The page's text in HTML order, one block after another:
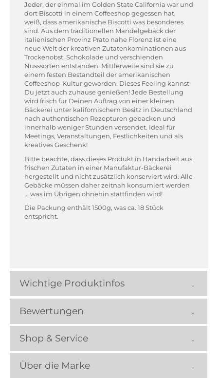
Jeder, der einmal im Golden State California war und
dort Biscotti in einem Coffeeshop gegessen hat,
weiß, dass amerikanische Biscotti was besonderes
sind. Aus dem traditionellen Mandelgebäck der
italienischen Provinz Prato nahe Florenz ist eine
neue Welt der kreativen Zutatenkominationen aus
Trockenobst, Schokolade und verschienden
Nusssorten entstanden. Mittlerweile sind sie zu
einem festen Bestandteil der amerikanischen
Coffeeshop-Kultur geworden. Dieses Feeling kannst
Du jetzt auch zuhause genießen! Jede Bestellung
wird frisch für Deinen Auftrag von einer kleinen
Bäckerei unter kalifornischem Besitz in Deutschland
nach authentischen Rezepturen gebacken und
innerhalb weniger Stunden versendet. Ideal für
Meetings, Veranstaltungen, Festlichkeiten und als
kreatives Geschenk!
Bitte beachte, dass dieses Produkt in Handarbeit aus
frischen Zutaten in einer Manufaktur-Bäckerei
hergestellt und nicht zusätzlich konserviert wird. Alle
Gebäcke müssen daher zeitnah konsumiert werden
... was im Übrigen ohnehin stattfinden wird!
Die Packung enthält 1500g, was ca. 18 Stück
entspricht.
Wichtige Produktinfos
Bewertungen
Shop & Service
Über die Marke